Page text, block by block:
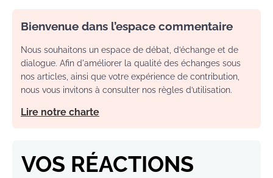
Bienvenue dans l’espace commentaire
Nous souhaitons un espace de débat, d’échange et de
dialogue. Afin d'améliorer la qualité des échanges sous
nos articles, ainsi que votre expérience de contribution,
nous vous invitons à consulter nos règles d’utilisation.
Lire notre charte
VOS RÉACTIONS